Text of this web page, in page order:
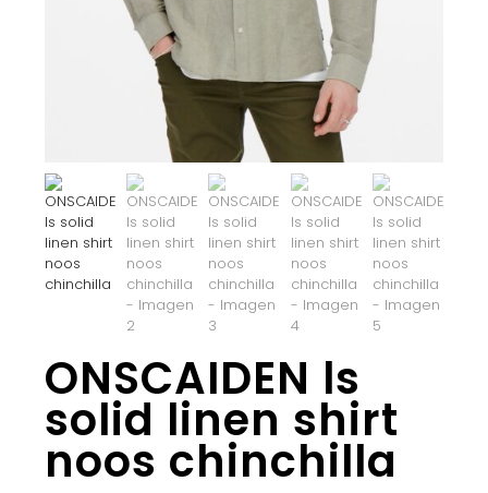
ONSCAIDEN ls
solid linen shirt
noos chinchilla